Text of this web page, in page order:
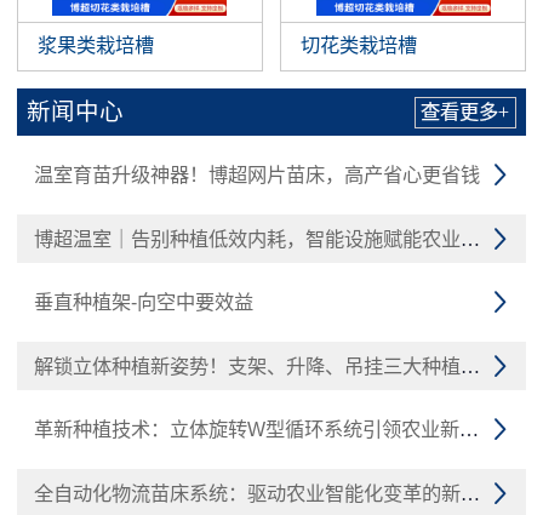
浆果类栽培槽 切花类栽培槽
新闻中心 查看更多+

温室育苗升级神器！博超网片苗床，高产省心更省钱

博超温室｜告别种植低效内耗，智能设施赋能农业增收

垂直种植架-向空中要效益

解锁立体种植新姿势！支架、升降、吊挂三大种植槽技术

革新种植技术：立体旋转W型循环系统引领农业新潮流

全自动化物流苗床系统：驱动农业智能化变革的新引擎